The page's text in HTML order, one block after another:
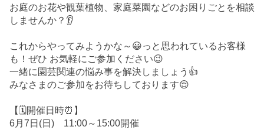
お庭のお花や観葉植物、家庭菜園などのお困りごとを相談
しませんか？👂
これからやってみようかな～😀っと思われているお客様
も！ぜひ お気軽にご参加ください😉
一緒に園芸関連の悩み事を解決しましょう👍
みなさまのご参加をお待ちしております😌
【🗓️開催日時⏰】
6月7日(日) 11:00～15:00開催